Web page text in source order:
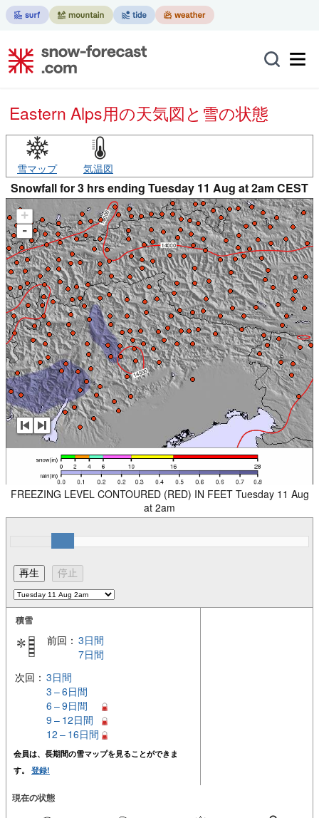
Eastern Alps用の天気図と雪の状態
雪マップ 気温図
Snowfall for 3 hrs ending Tuesday 11 Aug at 2am CEST
+
-
FREEZING LEVEL CONTOURED (RED) IN FEET Tuesday 11 Aug
at 2am
積雪
前回： 3日間
7日間
次回： 3日間
3 – 6日間
6 – 9日間
9 – 12日間
12 – 16日間
会員は、長期間の雪マップを見ることができま
す。 登録!
現在の状態